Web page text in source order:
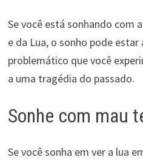
Se você está sonhando com
e da Lua, o sonho pode
problemático que você
a uma tragédia do passado.
Sonhe com mau
Se você sonha em ver a lua